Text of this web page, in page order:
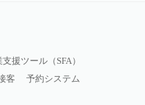
援ツール（SFA）
客
予約システム